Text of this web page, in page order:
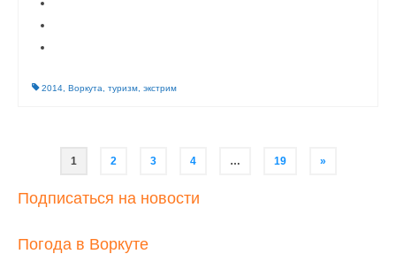
2014 Воркута туризм экстрим
Навигация
записям
1 2 3 4 … 19 »
Подписаться на новости
Погода в Воркуте